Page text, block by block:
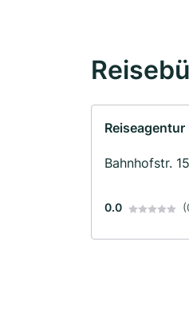
Reiseagentur
Bahnhofstr.
0.0